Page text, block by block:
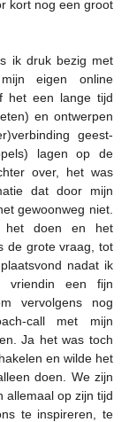
kort nog een groot
ik druk bezig met
eigen online
het een lange tijd
en ontwerpen
geest-
lagen op de
over, het was
dat door mijn
gewoonweg niet.
het doen en het
de grote vraag, tot
nadat ik
vriendin een fijn
vervolgens nog
call met mijn
Ja het was toch
en wilde het
doen. We zijn
allemaal op zijn tijd
te inspireren, te